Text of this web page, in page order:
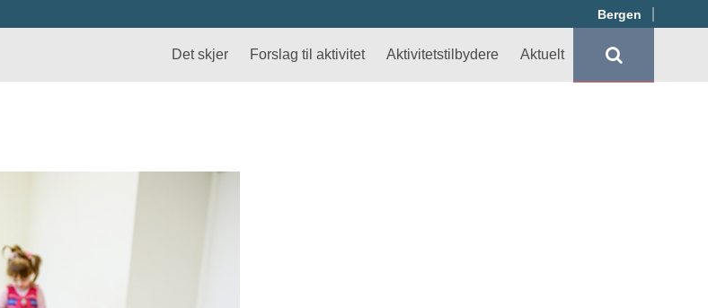
Bergen
Det skjer Forslag til aktivitet Aktivitetstilbydere Aktuelt